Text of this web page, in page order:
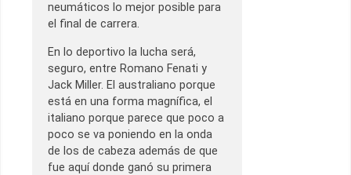
neumáticos lo mejor posible para
el final de carrera.
En lo deportivo la lucha será,
seguro, entre Romano Fenati y
Jack Miller. El australiano porque
está en una forma magnífica, el
italiano porque parece que poco a
poco se va poniendo en la onda
de los de cabeza además de que
fue aquí donde ganó su primera